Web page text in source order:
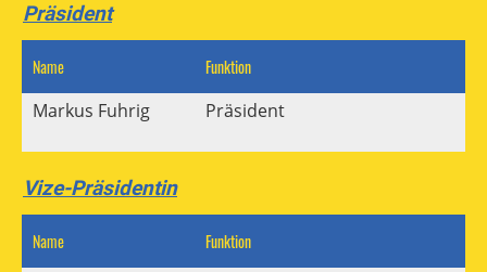
Präsident
Name Funktion
Markus Fuhrig Präsident
Vize-Präsidentin
Name Funktion